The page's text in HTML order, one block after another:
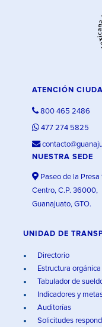
ATENCIÓN
800 465 2486
477 274 5825
NUESTRA SEDE
Paseo de la Presa
Centro, C.P. 36000,
Guanajuato, GTO.
UNIDAD DE
Directorio
Estructura orgánica
Tabulador de
Indicadores y
Auditorías
Solicitudes